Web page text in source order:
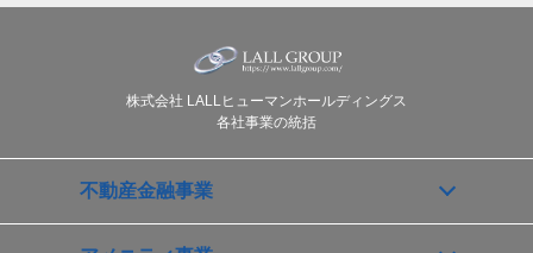
株式会社 LALLヒューマンホールディングス
各社事業の統括
不動産金融事業